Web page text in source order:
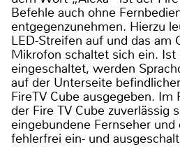
Befehle auch ohne
entgegenzunehmen. Hierzu
LED-Streifen auf und das am
Mikrofon schaltet sich ein.
eingeschaltet, werden
auf der Unterseite
FireTV Cube ausgegeben.
der Fire TV Cube zuverlässig
eingebundene Fernseher
fehlerfrei ein- und